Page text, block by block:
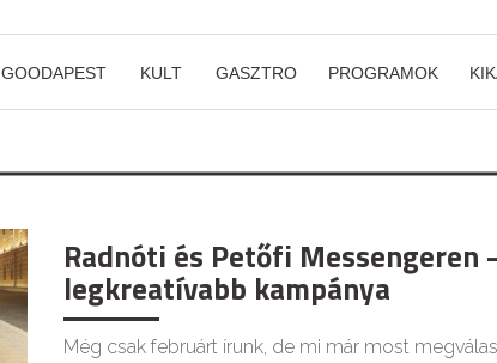
GOODAPEST KULT GASZTRO PROGRAMOK
Radnóti és Petőfi Messengeren
legkreatívabb kampánya
Még csak februárt írunk, de mi már most